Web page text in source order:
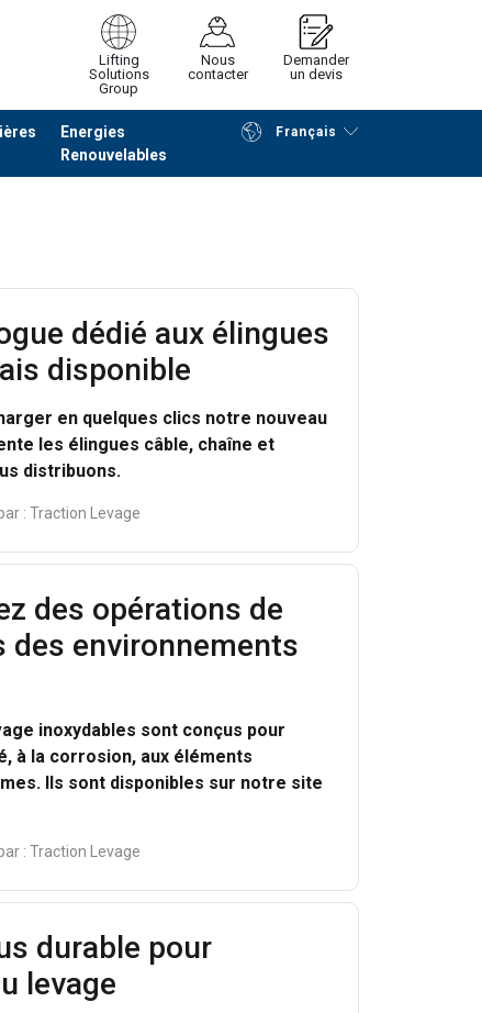
Lifting
Solutions
Group
Nous
contacter
Demander
un devis
Energies
Renouvelables
Français
Poursuivre Envoyer demande
dédié aux élingues
disponible
en quelques clics notre nouveau
les élingues câble, chaîne et
distribuons.
:Traction Levage
des opérations de
des environnements
inoxydables sont conçus pour
à la corrosion, aux éléments
Ils sont disponibles sur notre site
:Traction Levage
durable pour
levage